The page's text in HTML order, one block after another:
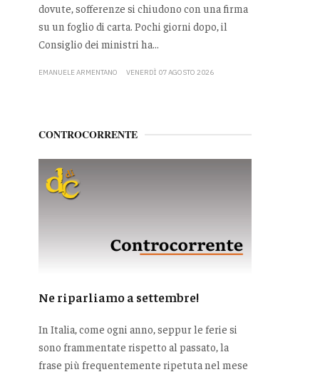
dovute, sofferenze si chiudono con una firma
su un foglio di carta. Pochi giorni dopo, il
Consiglio dei ministri ha...
EMANUELE ARMENTANO VENERDÌ 07 AGOSTO 2026
CONTROCORRENTE
Ne riparliamo a settembre!
In Italia, come ogni anno, seppur le ferie si
sono frammentate rispetto al passato, la
frase più frequentemente ripetuta nel mese